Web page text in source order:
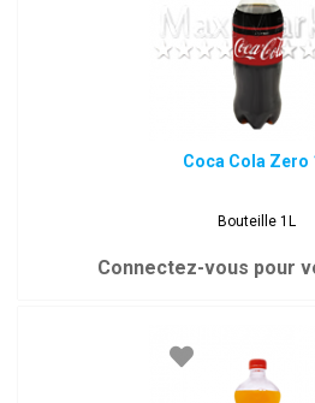
Coca Cola Zero
Bouteille 1L
Connectez-vous pour